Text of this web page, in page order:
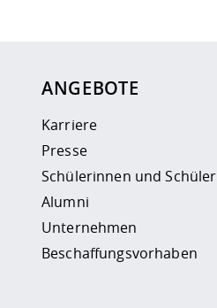
ANGEBOTE
Karriere
Presse
Schülerinnen und Schüler
Alumni
Unternehmen
Beschaffungsvorhaben